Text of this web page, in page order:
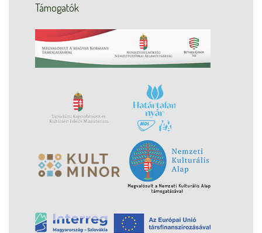
Támogatók